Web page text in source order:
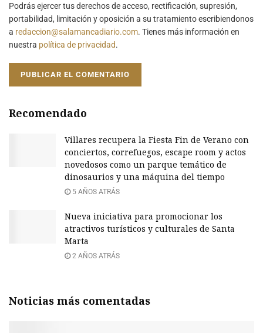
Podrás ejercer tus derechos de acceso, rectificación, supresión,
portabilidad, limitación y oposición a su tratamiento escribiendonos
a redaccion@salamancadiario.com. Tienes más información en
nuestra política de privacidad.
Recomendado
Villares recupera la Fiesta Fin de Verano con
conciertos, correfuegos, escape room y actos
novedosos como un parque temático de
dinosaurios y una máquina del tiempo
5 AÑOS ATRÁS
Nueva iniciativa para promocionar los
atractivos turísticos y culturales de Santa
Marta
2 AÑOS ATRÁS
Noticias más comentadas